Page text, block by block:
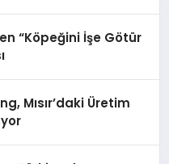
“Köpeğini İşe Götür
Mısır’daki Üretim